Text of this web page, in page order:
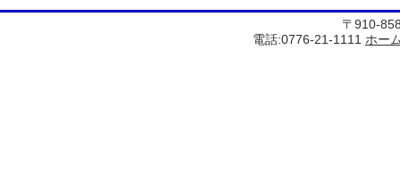
〒910-
電話:0776-21-1111 ホー